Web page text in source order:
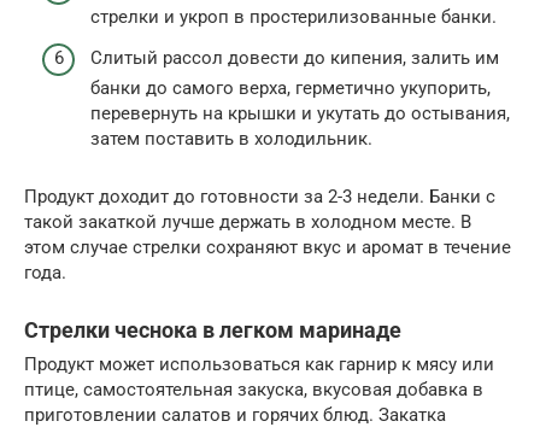
стрелки и укроп в простерилизованные банки.
Слитый рассол довести до кипения, залить им
банки до самого верха, герметично укупорить,
перевернуть на крышки и укутать до остывания,
затем поставить в холодильник.
Продукт доходит до готовности за 2-3 недели. Банки с
такой закаткой лучше держать в холодном месте. В
этом случае стрелки сохраняют вкус и аромат в течение
года.
Стрелки чеснока в легком маринаде
Продукт может использоваться как гарнир к мясу или
птице, самостоятельная закуска, вкусовая добавка в
приготовлении салатов и горячих блюд. Закатка